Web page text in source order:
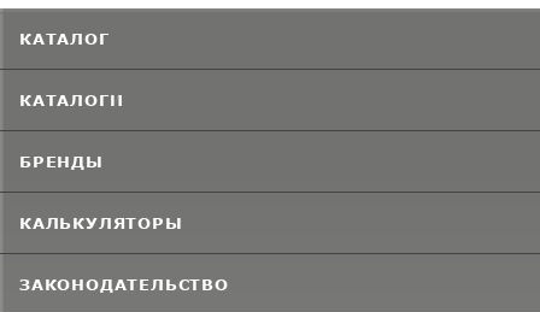
КАТАЛОГ
КАТАЛОГИ
БРЕНДЫ
КАЛЬКУЛЯТОРЫ
ЗАКОНОДАТЕЛЬСТВО